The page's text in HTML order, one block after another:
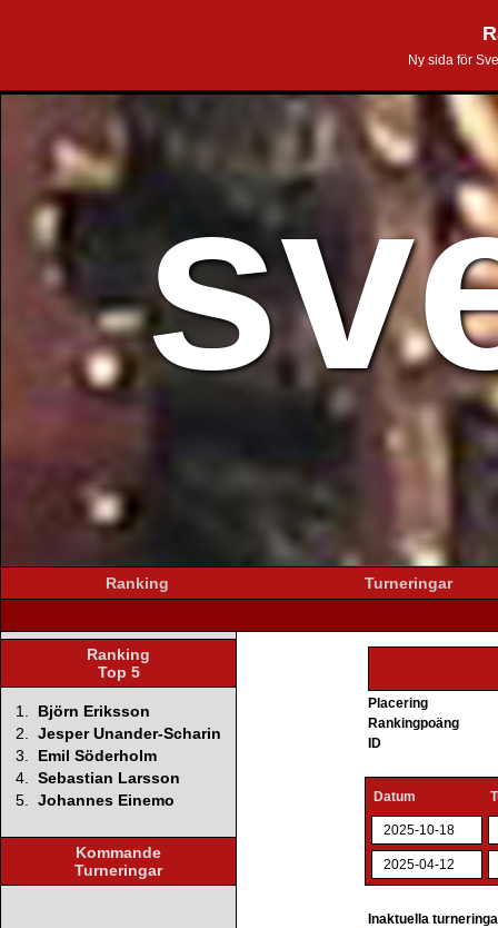
Ny sida för
Ranking Turneringar
Ranking
Top 5
1.
Björn Eriksson
2. Jesper Unander-Scharin
3.
Emil Söderholm
4. Sebastian Larsson
5. Johannes Einemo
Kommande
Turneringar
Placering
Rankingpoäng
ID
Datum
2025-10-18
2025-04-12
Inaktuella